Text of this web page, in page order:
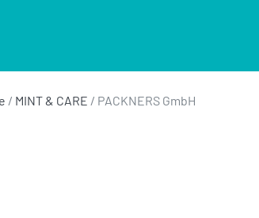
/ MINT & CARE / PACKNERS GmbH